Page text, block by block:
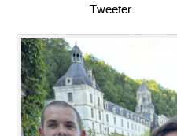
Tweeter